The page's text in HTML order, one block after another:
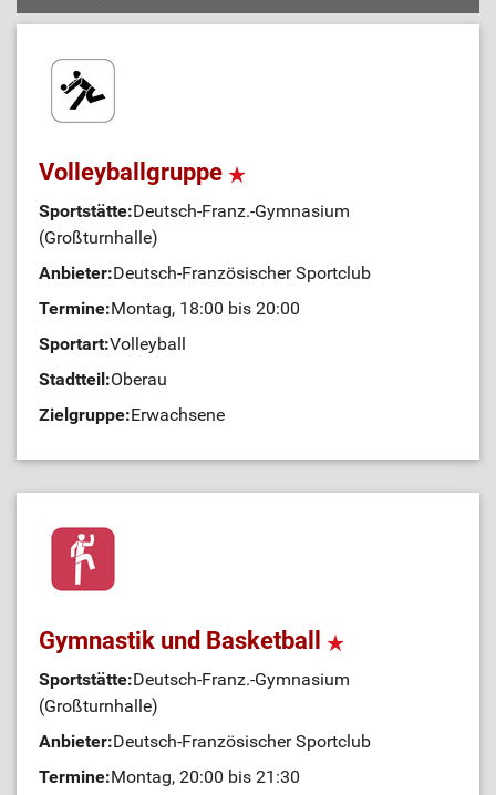
Volleyballgruppe
Sportstätte:Deutsch-Franz.-Gymnasium
(Großturnhalle)
Anbieter:Deutsch-Französischer Sportclub
Termine:Montag, 18:00 bis 20:00
Sportart:Volleyball
Stadtteil:Oberau
Zielgruppe:Erwachsene
Gymnastik und Basketball
Sportstätte:Deutsch-Franz.-Gymnasium
(Großturnhalle)
Anbieter:Deutsch-Französischer Sportclub
Termine:Montag, 20:00 bis 21:30